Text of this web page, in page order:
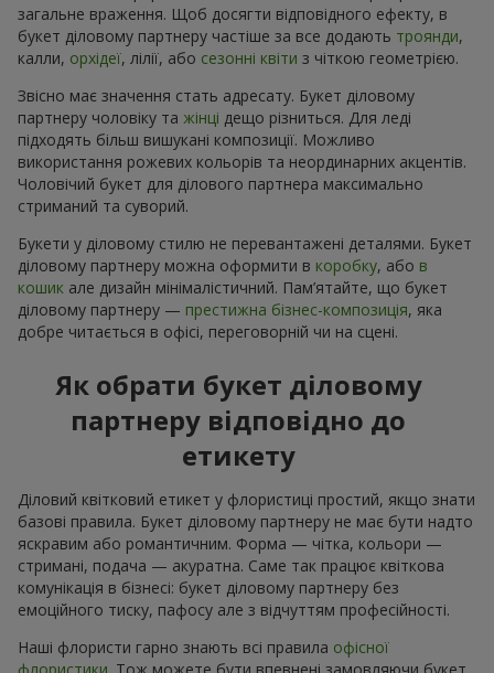
загальне враження. Щоб досягти відповідного ефекту, в
букет діловому партнеру частіше за все додають троянди,
калли, орхідеї, лілії, або сезонні квіти з чіткою геометрією.
Звісно має значення стать адресату. Букет діловому
партнеру чоловіку та жінці дещо різниться. Для леді
підходять більш вишукані композиції. Можливо
використання рожевих кольорів та неординарних акцентів.
Чоловічий букет для ділового партнера максимально
стриманий та суворий.
Букети у діловому стилю не перевантажені деталями. Букет
діловому партнеру можна оформити в коробку, або в
кошик але дизайн мінімалістичний. Пам’ятайте, що букет
діловому партнеру — престижна бізнес-композиція, яка
добре читається в офісі, переговорній чи на сцені.
Як обрати букет діловому
партнеру відповідно до
етикету
Діловий квітковий етикет у флористиці простий, якщо знати
базові правила. Букет діловому партнеру не має бути надто
яскравим або романтичним. Форма — чітка, кольори —
стримані, подача — акуратна. Саме так працює квіткова
комунікація в бізнесі: букет діловому партнеру без
емоційного тиску, пафосу але з відчуттям професійності.
Наші флористи гарно знають всі правила офісної
флористики . Тож можете бути впевнені замовляючи букет